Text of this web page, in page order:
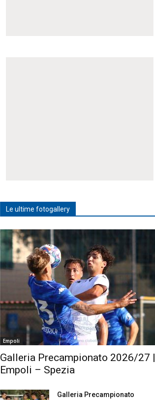
Le ultime fotogallery
Empoli
Galleria Precampionato 2026/27 |
Empoli – Spezia
Galleria Precampionato